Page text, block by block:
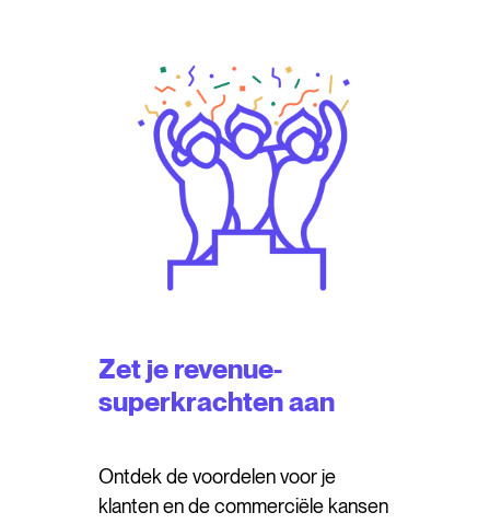
Zet je revenue-
superkrachten aan
Ontdek de voordelen voor je
klanten en de commerciële kansen